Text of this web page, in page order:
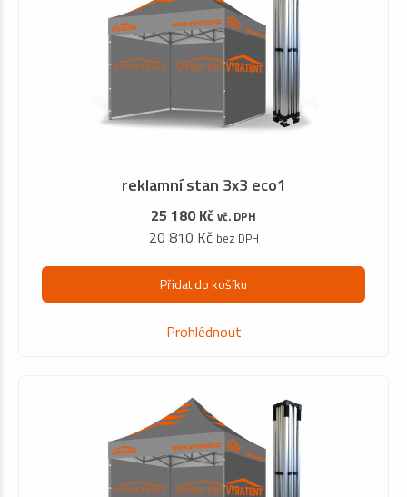
reklamní stan 3x3 eco1
25 180 Kč vč. DPH
20 810 Kč bez DPH
Přidat do košíku
Prohlédnout